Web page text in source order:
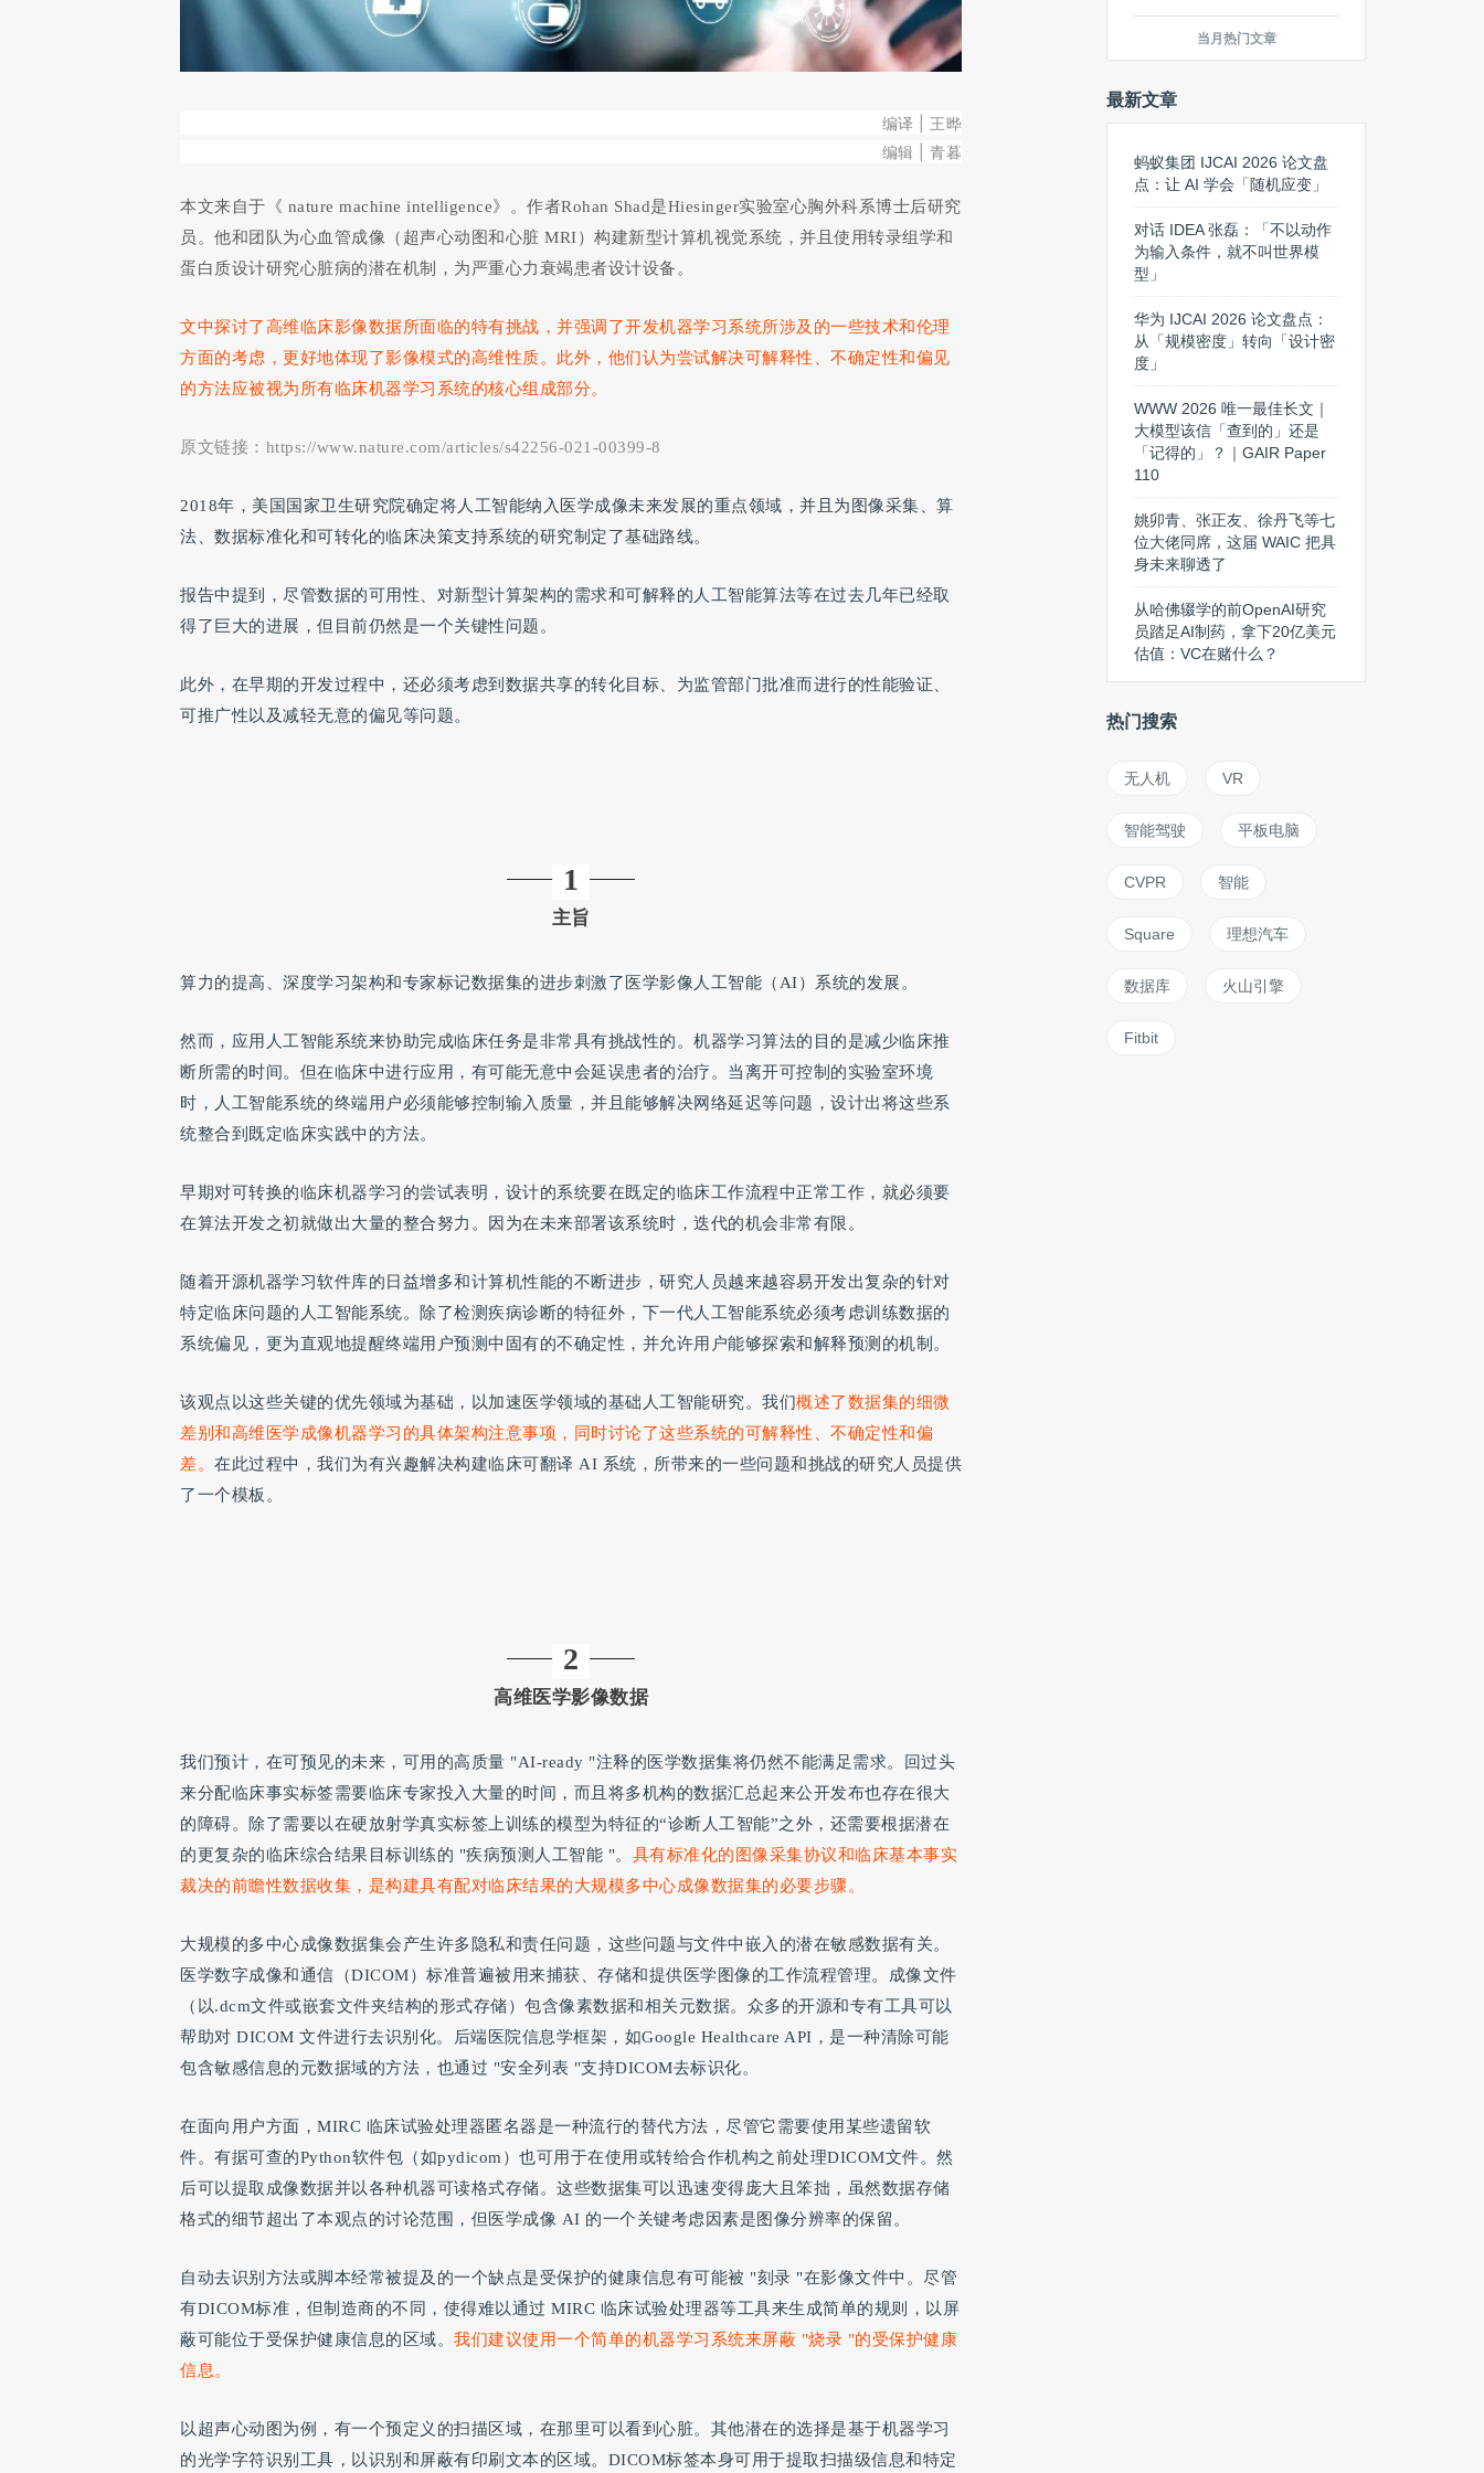
编译 | 王晔
编辑 | 青暮
本文来自于《 nature machine intelligence》。作者Rohan Shad是Hiesinger实验室心胸外科系博士后研究
员。他和团队为心血管成像（超声心动图和心脏 MRI）构建新型计算机视觉系统，并且使用转录组学和
蛋白质设计研究心脏病的潜在机制，为严重心力衰竭患者设计设备。
文中探讨了高维临床影像数据所面临的特有挑战，并强调了开发机器学习系统所涉及的一些技术和伦理
方面的考虑，更好地体现了影像模式的高维性质。此外，他们认为尝试解决可解释性、不确定性和偏见
的方法应被视为所有临床机器学习系统的核心组成部分。
原文链接： https://www.nature.com/articles/s42256-021-00399-8
2018年，美国国家卫生研究院确定将人工智能纳入医学成像未来发展的重点领域，并且为图像采集、算
法、数据标准化和可转化的临床决策支持系统的研究制定了基础路线。
报告中提到，尽管数据的可用性、对新型计算架构的需求和可解释的人工智能算法等在过去几年已经取
得了巨大的进展，但目前仍然是一个关键性问题。
此外，在早期的开发过程中，还必须考虑到数据共享的转化目标、为监管部门批准而进行的性能验证、
可推广性以及减轻无意的偏见等问题。
1
主旨
算力的提高、深度学习架构和专家标记数据集的进步刺激了医学影像人工智能（AI）系统的发展。
然而，应用人工智能系统来协助完成临床任务是非常具有挑战性的。机器学习算法的目的是减少临床推
断所需的时间。但在临床中进行应用，有可能无意中会延误患者的治疗。当离开可控制的实验室环境
时，人工智能系统的终端用户必须能够控制输入质量，并且能够解决网络延迟等问题，设计出将这些系
统整合到既定临床实践中的方法。
早期对可转换的临床机器学习的尝试表明，设计的系统要在既定的临床工作流程中正常工作，就必须要
在算法开发之初就做出大量的整合努力。因为在未来部署该系统时，迭代的机会非常有限。
随着开源机器学习软件库的日益增多和计算机性能的不断进步，研究人员越来越容易开发出复杂的针对
特定临床问题的人工智能系统。除了检测疾病诊断的特征外，下一代人工智能系统必须考虑训练数据的
系统偏见，更为直观地提醒终端用户预测中固有的不确定性，并允许用户能够探索和解释预测的机制。
该观点以这些关键的优先领域为基础，以加速医学领域的基础人工智能研究。我们概述了数据集的细微
差别和高维医学成像机器学习的具体架构注意事项，同时讨论了这些系统的可解释性、不确定性和偏
差。 在此过程中，我们为有兴趣解决构建临床可翻译 AI 系统，所带来的一些问题和挑战的研究人员提供
了一个模板。
2
高维医学影像数据
我们预计，在可预见的未来，可用的高质量 "AI-ready "注释的医学数据集将仍然不能满足需求。回过头
来分配临床事实标签需要临床专家投入大量的时间，而且将多机构的数据汇总起来公开发布也存在很大
的障碍。除了需要以在硬放射学真实标签上训练的模型为特征的“诊断人工智能”之外，还需要根据潜在
的更复杂的临床综合结果目标训练的 "疾病预测人工智能 "。 具有标准化的图像采集协议和临床基本事实
裁决的前瞻性数据收集，是构建具有配对临床结果的大规模多中心成像数据集的必要步骤。
大规模的多中心成像数据集会产生许多隐私和责任问题，这些问题与文件中嵌入的潜在敏感数据有关。
医学数字成像和通信（DICOM）标准普遍被用来捕获、存储和提供医学图像的工作流程管理。成像文件
（以.dcm文件或嵌套文件夹结构的形式存储）包含像素数据和相关元数据。众多的开源和专有工具可以
帮助对 DICOM 文件进行去识别化。后端医院信息学框架，如Google Healthcare API，是一种清除可能
包含敏感信息的元数据域的方法，也通过 "安全列表 "支持DICOM去标识化。
在面向用户方面，MIRC 临床试验处理器匿名器是一种流行的替代方法，尽管它需要使用某些遗留软
件。有据可查的Python软件包（如pydicom）也可用于在使用或转给合作机构之前处理DICOM文件。然
后可以提取成像数据并以各种机器可读格式存储。这些数据集可以迅速变得庞大且笨拙，虽然数据存储
格式的细节超出了本观点的讨论范围，但医学成像 AI 的一个关键考虑因素是图像分辨率的保留。
自动去识别方法或脚本经常被提及的一个缺点是受保护的健康信息有可能被 "刻录 "在影像文件中。尽管
有DICOM标准，但制造商的不同，使得难以通过 MIRC 临床试验处理器等工具来生成简单的规则，以屏
蔽可能位于受保护健康信息的区域。 我们建议使用一个简单的机器学习系统来屏蔽 "烧录 "的受保护健康
信息。
以超声心动图为例，有一个预定义的扫描区域，在那里可以看到心脏。其他潜在的选择是基于机器学习
的光学字符识别工具，以识别和屏蔽有印刷文本的区域。DICOM标签本身可用于提取扫描级信息和特定
当月热门文章
最新文章
蚂蚁集团 IJCAI 2026 论文盘
点：让 AI 学会「随机应变」
对话 IDEA 张磊：「不以动作
为输入条件，就不叫世界模
型」
华为 IJCAI 2026 论文盘点：
从「规模密度」转向「设计密
度」
WWW 2026 唯一最佳长文｜
大模型该信「查到的」还是
「记得的」？｜GAIR Paper
110
姚卯青、张正友、徐丹飞等七
位大佬同席，这届 WAIC 把具
身未来聊透了
从哈佛辍学的前OpenAI研究
员踏足AI制药，拿下20亿美元
估值：VC在赌什么？
热门搜索
无人机 VR
智能驾驶 平板电脑
CVPR 智能
Square 理想汽车
数据库 火山引擎
Fitbit